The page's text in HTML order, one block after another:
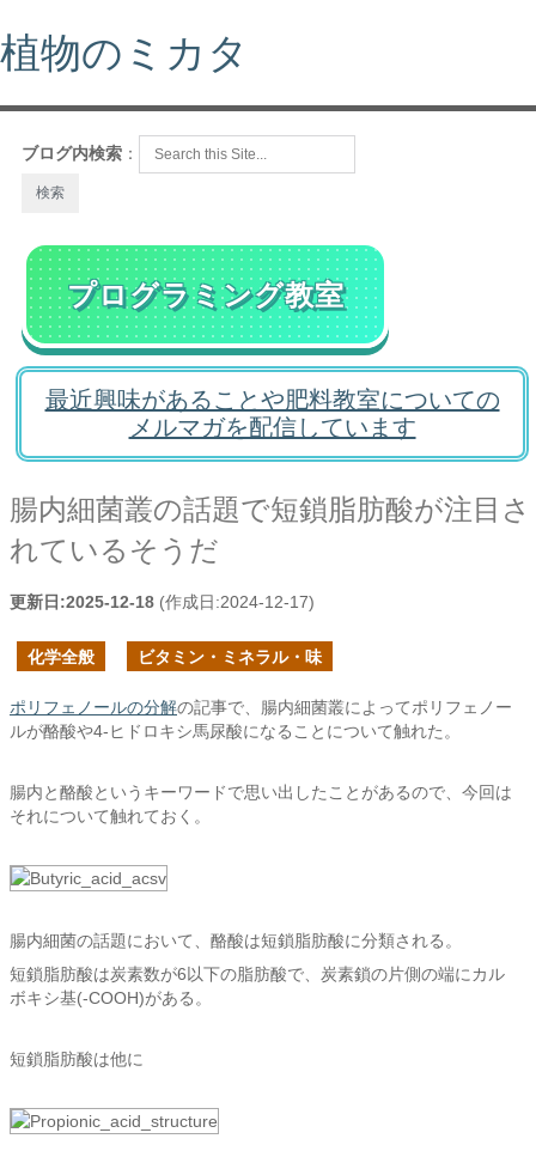
植物のミカタ
ブログ内検索 ：
プログラミング教室
最近興味があることや肥料教室についての
メルマガを配信しています
腸内細菌叢の話題で短鎖脂肪酸が注目さ
れているそうだ
更新日:2025-12-18 (作成日:2024-12-17)
化学全般 ビタミン・ミネラル・味
ポリフェノールの分解の記事で、腸内細菌叢によってポリフェノー
ルが酪酸や4-ヒドロキシ馬尿酸になることについて触れた。
腸内と酪酸というキーワードで思い出したことがあるので、今回は
それについて触れておく。
腸内細菌の話題において、酪酸は短鎖脂肪酸に分類される。
短鎖脂肪酸は炭素数が6以下の脂肪酸で、炭素鎖の片側の端にカル
ボキシ基(-COOH)がある。
短鎖脂肪酸は他に